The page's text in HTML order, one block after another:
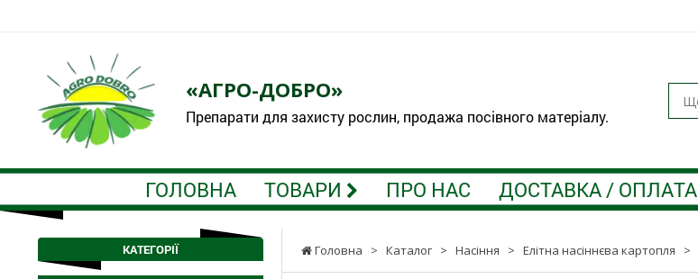
«АГРО-ДОБРО»
Препарати для захисту рослин, продажа посівного матеріалу.
ГОЛОВНА ТОВАРИ ПРО НАС ДОСТАВКА / ОПЛАТА
Головна > Каталог > Насіння > Елітна насіннєва картопля >
КАТЕГОРІЇ